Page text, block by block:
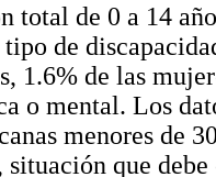
total de 0 a 14
de
1.6% de las
o mental. Los
menores de
que